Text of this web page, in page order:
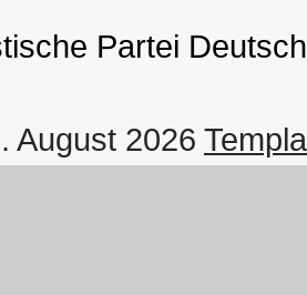
Partei
August 2026